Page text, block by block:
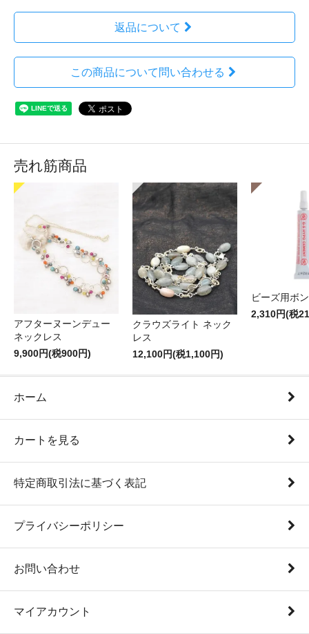
返品について
この商品について問い合わせる
売れ筋商品
アフターヌーンデュー
ネックレス
9,900円(税900円)
クラウズライト ネック
レス
12,100円(税1,100円)
ビーズ用ボ
2,310円(税
ホーム
カートを見る
特定商取引法に基づく表記
プライバシーポリシー
お問い合わせ
マイアカウント